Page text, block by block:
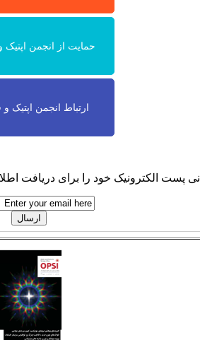
حمایت از انجمن اپتیک
ارتباط انجمن اپتیک و
پست الکترونیک خود را برای دریافت